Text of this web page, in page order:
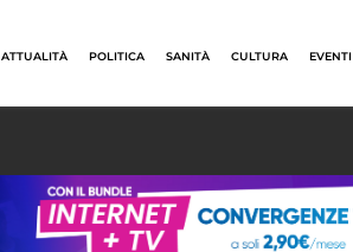
ATTUALITÀ POLITICA SANITÀ CULTURA EVENTI